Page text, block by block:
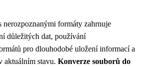
nerozpoznanými formáty zahrnuje
důležitých dat, používání
pro dlouhodobé uložení informací a
aktuálním stavu. Konverze souborů do